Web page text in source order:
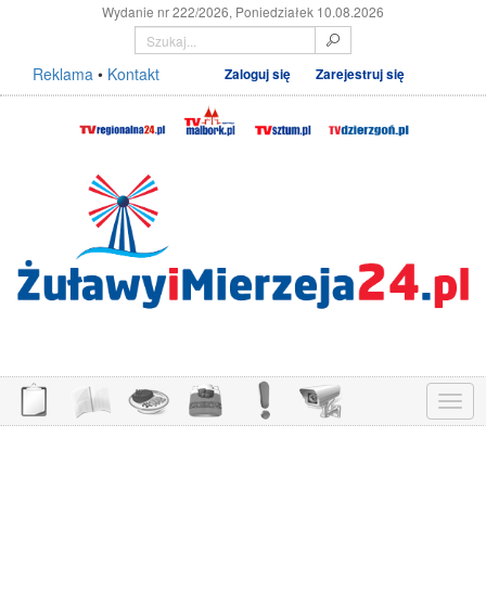
Wydanie nr 222/2026, Poniedziałek 10.08.2026
Reklama • Kontakt Zaloguj się Zarejestruj się
Menu